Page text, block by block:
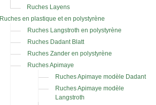
Ruches Layens
Ruches en plastique et en polystyrène
Ruches Langstroth en polystyrène
Ruches Dadant Blatt
Ruches Zander en polystyrène
Ruches Apimaye
Ruches Apimaye modèle Dadant
Ruches Apimaye modèle
Langstroth